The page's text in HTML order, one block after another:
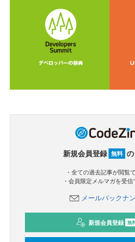
新規会員登録 無料
・全ての過去記事が閲覧
・会員限定メルマガを受
メールバックナ
新規会員登録 無